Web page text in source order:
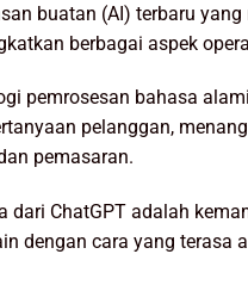
buatan (AI) terbaru
berbagai aspek
pemrosesan bahasa
pelanggan,
pemasaran.
dari ChatGPT adalah
dengan cara yang terasa